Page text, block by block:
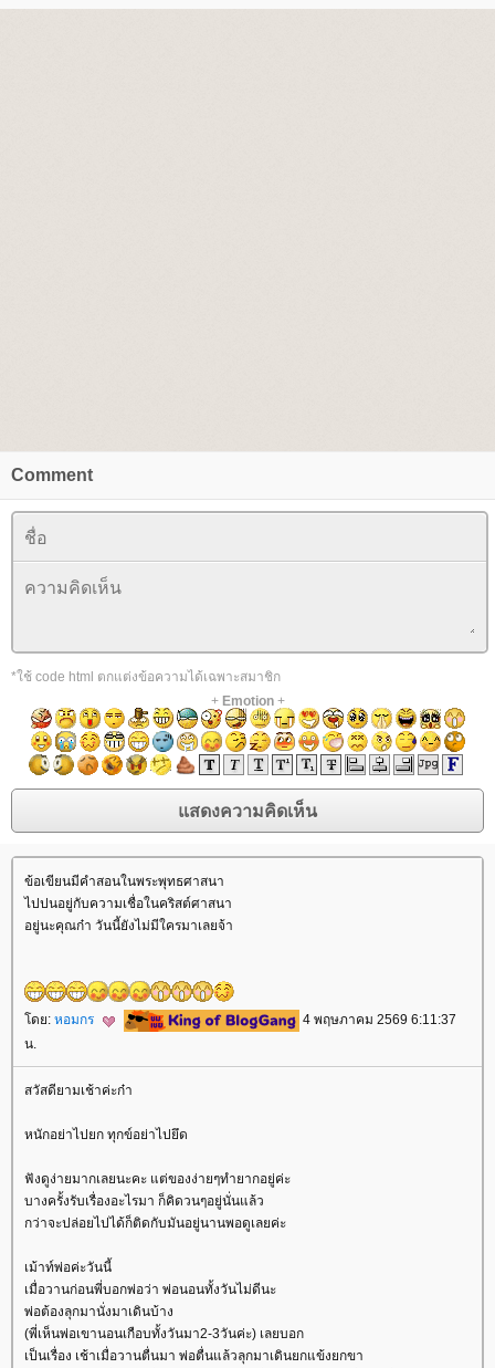
Comment
*ใช้ code html ตกแต่งข้อความได้เฉพาะสมาชิก
+ Emotion+
ข้อเขียนมีคำสอนในพระพุทธศาสนา
ไปปนอยู่กับความเชื่อในคริสต์ศาสนา
อยู่นะคุณก๋า วันนี้ยังไม่มีใครมาเลยจ้า
ดย: หอมกร
4 พฤษภาคม 2569 6:11:37
น.
สวัสดียามเช้าค่ะก๋า
หนักอย่าไปยก ทุกข์อย่าไปยึด
ฟังดูง่ายมากเลยนะคะ แต่ของง่ายๆทำยากอยู่ค่ะ
บางครั้งรับเรื่องอะไรมา ก็คิดวนๆอยู่นั่นแล้ว
กว่าจะปล่อยไปได้ก็ติดกับมันอยู่นานพอดูเลยค่ะ
เม้าท์พ่อค่ะวันนี้
เมื่อวานก่อนพี่บอกพ่อว่า พ่อนอนทั้งวันไม่ดีนะ
พ่อต้องลุกมานั่งมาเดินบ้าง
(พี่เห็นพ่อเขานอนเกือบทั้งวันมา2-3วันค่ะ) เลยบอก
เป็นเรื่อง เช้าเมื่อวานตื่นมา พ่อตื่นแล้วลุกมาเดินยกแข้งยกขา